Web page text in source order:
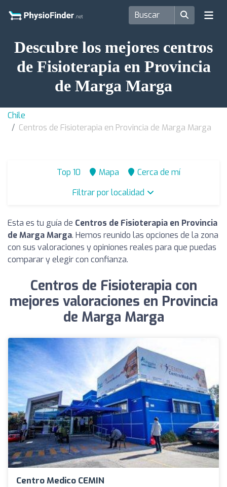
Descubre los mejores centros
de Fisioterapia en Provincia
de Marga Marga
Chile
Centros de Fisioterapia en Provincia de Marga Marga
Top 10 Mapa
Cerca de mí
Filtrar por localidad
Esta es tu guía de Centros de Fisioterapia en Provincia
de Marga Marga. Hemos reunido las opciones de la zona
con sus valoraciones y opiniones reales para que puedas
comparar y elegir con confianza.
Centros de Fisioterapia con
mejores valoraciones en Provincia
de Marga Marga
Centro Medico CEMIN